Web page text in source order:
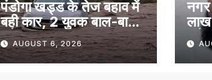
पंडोगा खड्ड के तेज बहाव में
बही कार, 2 युवक बाल-बाल
बचेAUGUST 6, 2026
समेत